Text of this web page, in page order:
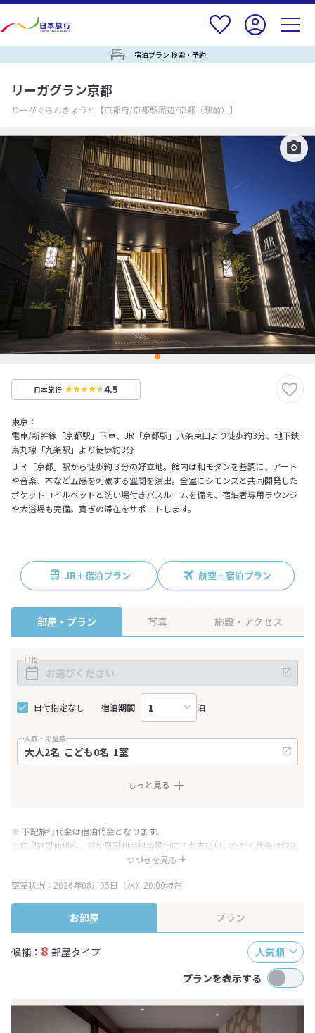
宿泊プラン 検索・予約
リーガグラン京都
りーがぐらんきょうと 【京都府/京都駅周辺/京都（駅前）】
日本旅行 4.5
東京：
電車/新幹線「京都駅」下車、JR「京都駅」八条東口より徒歩約3分、地下鉄
烏丸線「九条駅」より徒歩約3分
ＪＲ「京都」駅から徒歩約３分の好立地。館内は和モダンを基調に、アート
や音楽、本など五感を刺激する空間を演出。全室にシモンズと共同開発した
ポケットコイルベッドと洗い場付きバスルームを備え、宿泊者専用ラウンジ
や大浴場も完備。寛ぎの滞在をサポートします。
JR＋宿泊プラン 航空＋宿泊プラン
部屋・プラン 写真 施設・アクセス
日程
日付指定なし 宿泊期間 泊
人数・部屋数
もっと見る
つづきを見る
※ 下記旅行代金は宿泊代金となります。
※幼児施設使用料、貸切風呂利用料等現地にてお支払いいただく代金は税込
み表記となりますが、消費税増税に伴い代金が一部変更となる場合がござい
※表示されている旅行代金・プラン内容は一定時間ごとに更新されます。最
終確認画面でご確認ください。
空室状況：2026年08月05日（水）20:00現在
お部屋 プラン
候補： 8 部屋タイプ
人気順
プランを表示する